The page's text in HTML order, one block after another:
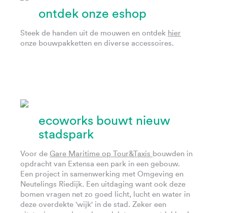
ontdek onze eshop
Steek de handen uit de mouwen en ontdek hier
onze bouwpakketten en diverse accessoires.
ecoworks bouwt nieuw
stadspark
Voor de Gare Maritime op Tour&Taxis bouwden in
opdracht van Extensa een park in een gebouw.
Een project in samenwerking met Omgeving en
Neutelings Riedijk. Een uitdaging want ook deze
bomen vragen net zo goed licht, lucht en water in
deze overdekte 'wijk' in de stad. Zeker een